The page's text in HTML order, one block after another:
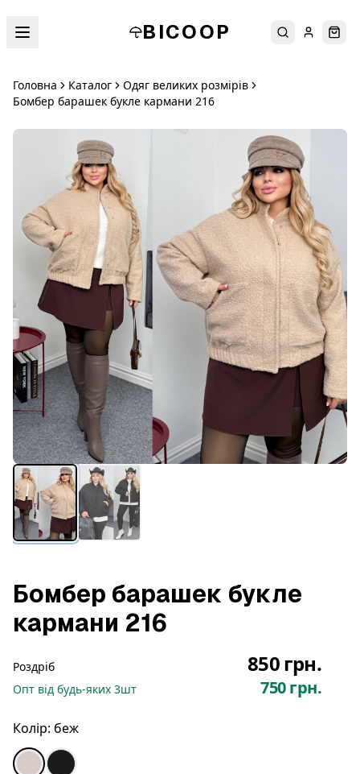
BICOOP ПошукУвійти
Головна Каталог
Одяг великих розмірів
Бомбер барашек букле кармани 216
Бомбер барашек букле
кармани 216
Роздріб 850 грн.
Опт від будь-яких 3шт 750 грн.
Колір: беж